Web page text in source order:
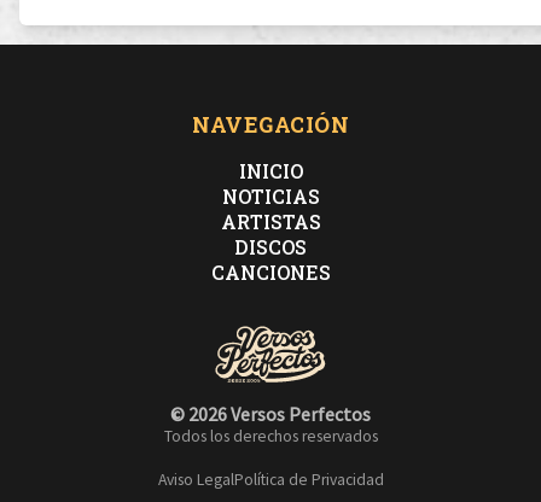
NAVEGACIÓN
INICIO
NOTICIAS
ARTISTAS
DISCOS
CANCIONES
© 2026 Versos Perfectos
Todos los derechos reservados
Aviso LegalPolítica de Privacidad